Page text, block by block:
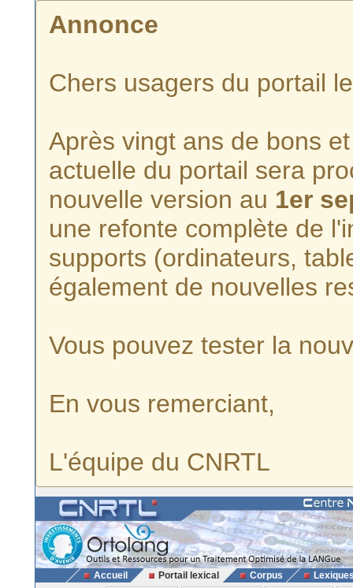
Annonce
Chers usagers du portail
Après vingt ans de bons
actuelle du portail sera
nouvelle version au 1er
une refonte complète de
supports (ordinateurs,
également de nouvelles
Vous pouvez tester la
En vous remerciant,
L'équipe du CNRTL
Accueil Portail lexical Corpus